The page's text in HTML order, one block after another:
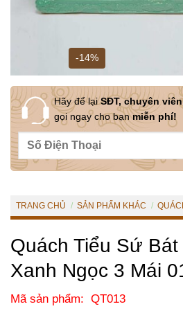
-14%
Hãy để lạiSĐT, chuyên
gọi ngay cho bạnmiễn phí!
TRANG CHỦ / SẢN PHẨM KHÁC /
Quách Tiểu Sứ Bát
Xanh Ngọc 3 Mái
Mã sản phẩm: QT013